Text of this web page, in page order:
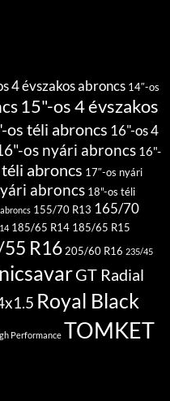
4 évszakos abroncs 14″-os
15"-os 4 évszakos
os téli abroncs 16"-os 4
os nyári abroncs 16"-
abroncs 17″-os nyári
abroncs 18"-os téli
155/70 R13 165/70
185/65 R14 185/65 R15
R16 205/60 R16 235/45
GT Radial
Royal Black
Performance TOMKET